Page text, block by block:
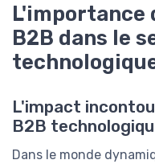
L'importance
B2B dans le
L'impact
B2B
Dans le monde